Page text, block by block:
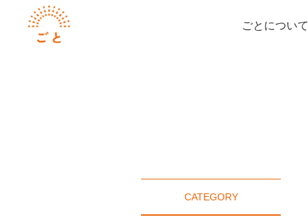
ごとについて
CATEGORY